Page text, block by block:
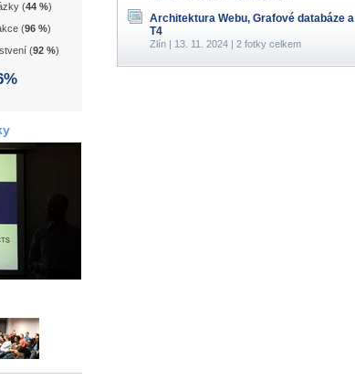
(44 %)
(96 %)
(92 %)
Architektura Webu, Grafové databáze a
T4
Zlín | 13. 11. 2024 | 2 fotky celkem